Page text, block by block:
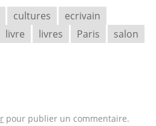
cultures
ecrivain
livre livres Paris
salon
pour publier un commentaire.